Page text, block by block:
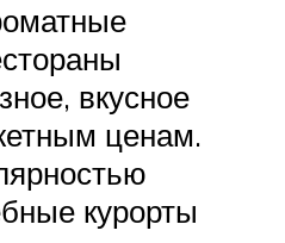
вкусное
ценам.
курорты